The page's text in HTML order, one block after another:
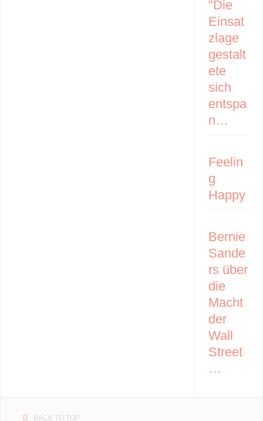
"Die
Einsat
zlage
gestalt
ete
sich
entspa
n…
Feelin
g
Happy
Bernie
Sande
rs über
die
Macht
der
Wall
Street
…
BACK TO TOP